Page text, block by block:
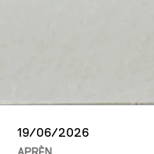
19/06/2026